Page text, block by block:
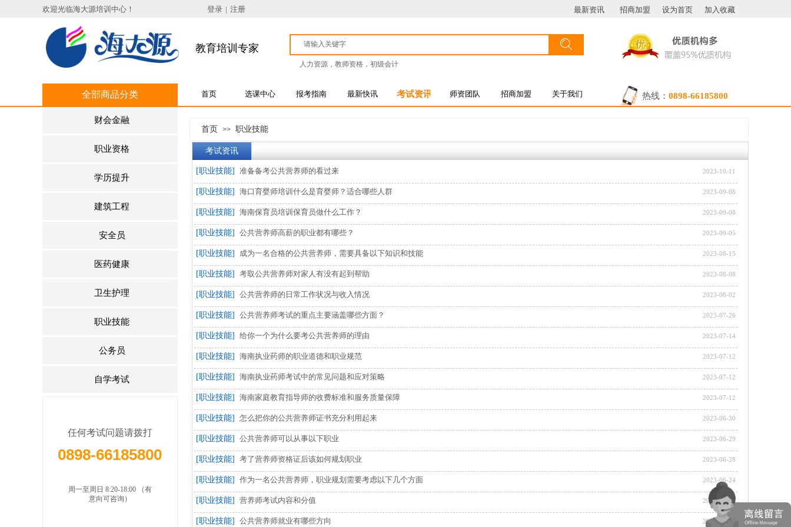
最新资讯
登录 | 注册 设为首页 加入收藏
招商加盟
欢迎光临海大源培训中心 ！
搜索
人力资源，教师资格，初级会计
按钮文本
教育培训专家
首页 选课中心 报考指南 最新快讯 考试资讯 师资团队 招商加盟 关于我们 热线： 0898-66185800
全部商品分类
财会金融
职业资格
学历提升
建筑工程
安全员
医药健康
卫生护理
职业技能
公务员
自学考试
首页 >> 职业技能
[职业技能] 准备备考公共营养师的看过来 2023-10-11
[职业技能] 海口育婴师培训什么是育婴师？适合哪些人群 2023-09-08
[职业技能] 海南保育员培训保育员做什么工作？ 2023-09-08
[职业技能] 公共营养师高薪的职业都有哪些？ 2023-09-05
[职业技能] 成为一名合格的公共营养师，需要具备以下知识和技能 2023-08-15
[职业技能] 考取公共营养师对家人有没有起到帮助 2023-08-08
[职业技能] 公共营养师的日常工作状况与收入情况 2023-08-02
[职业技能] 公共营养师考试的重点主要涵盖哪些方面？ 2023-07-26
[职业技能] 给你一个为什么要考公共营养师的理由 2023-07-14
[职业技能] 海南执业药师的职业道德和职业规范 2023-07-12
[职业技能] 海南执业药师考试中的常见问题和应对策略 2023-07-12
[职业技能] 海南家庭教育指导师的收费标准和服务质量保障 2023-07-12
[职业技能] 怎么把你的公共营养师证书充分利用起来 2023-06-30
[职业技能] 公共营养师可以从事以下职业 2023-06-29
[职业技能] 考了营养师资格证后该如何规划职业 2023-06-28
[职业技能] 作为一名公共营养师，职业规划需要考虑以下几个方面 2023-06-24
[职业技能] 营养师考试内容和分值 2023-06-16
[职业技能] 公共营养师就业有哪些方向 2023-06-14
考试资讯
周一至周日 8:20-18:00 （有
意向可咨询）
任何考试问题请拨打
0898-66185800